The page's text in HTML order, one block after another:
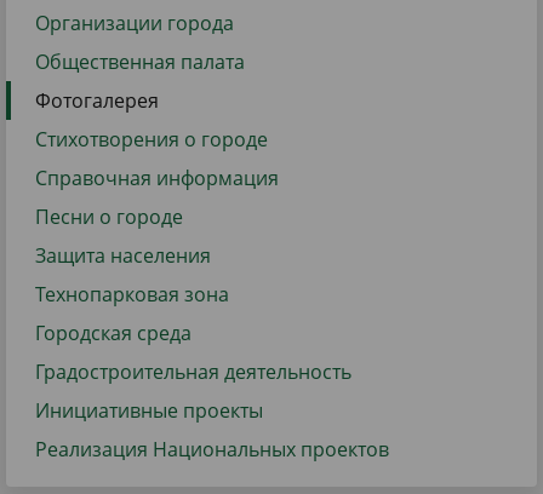
Организации города
Общественная палата
Фотогалерея
Стихотворения о городе
Справочная информация
Песни о городе
Защита населения
Технопарковая зона
Городская среда
Градостроительная деятельность
Инициативные проекты
Реализация Национальных проектов